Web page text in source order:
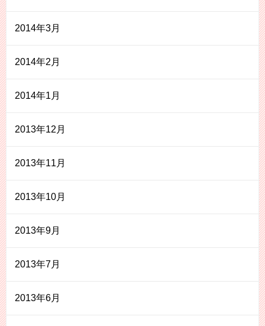
2014年3月
2014年2月
2014年1月
2013年12月
2013年11月
2013年10月
2013年9月
2013年7月
2013年6月